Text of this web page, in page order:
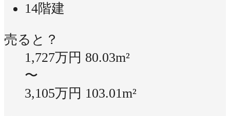
14階建
売ると？
1,727万円 80.03m²
〜
3,105万円 103.01m²